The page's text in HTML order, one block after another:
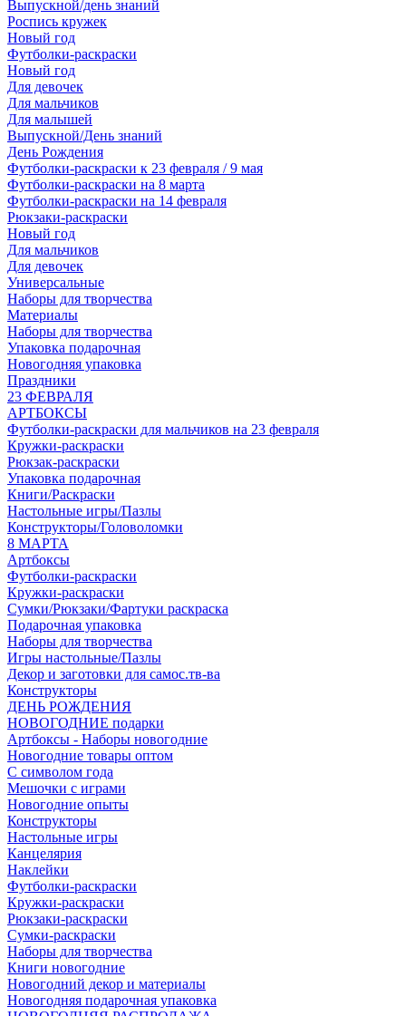
Выпускной/день знаний
Роспись кружек
Новый год
Футболки-раскраски
Новый год
Для девочек
Для мальчиков
Для малышей
Выпускной/День знаний
День Рождения
Футболки-раскраски к 23 февраля / 9 мая
Футболки-раскраски на 8 марта
Футболки-раскраски на 14 февраля
Рюкзаки-раскраски
Новый год
Для мальчиков
Для девочек
Универсальные
Наборы для творчества
Материалы
Наборы для творчества
Упаковка подарочная
Новогодняя упаковка
Праздники
23 ФЕВРАЛЯ
АРТБОКСЫ
Футболки-раскраски для мальчиков на 23 февраля
Кружки-раскраски
Рюкзак-раскраски
Упаковка подарочная
Книги/Раскраски
Настольные игры/Пазлы
Конструкторы/Головоломки
8 МАРТА
Артбоксы
Футболки-раскраски
Кружки-раскраски
Сумки/Рюкзаки/Фартуки раскраска
Подарочная упаковка
Наборы для творчества
Игры настольные/Пазлы
Декор и заготовки для самос.тв-ва
Конструкторы
ДЕНЬ РОЖДЕНИЯ
НОВОГОДНИЕ подарки
Артбоксы - Наборы новогодние
Новогодние товары оптом
С символом года
Мешочки с играми
Новогодние опыты
Конструкторы
Настольные игры
Канцелярия
Наклейки
Футболки-раскраски
Кружки-раскраски
Рюкзаки-раскраски
Сумки-раскраски
Наборы для творчества
Книги новогодние
Новогодний декор и материалы
Новогодняя подарочная упаковка